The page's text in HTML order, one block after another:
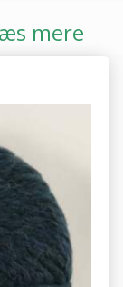
mere